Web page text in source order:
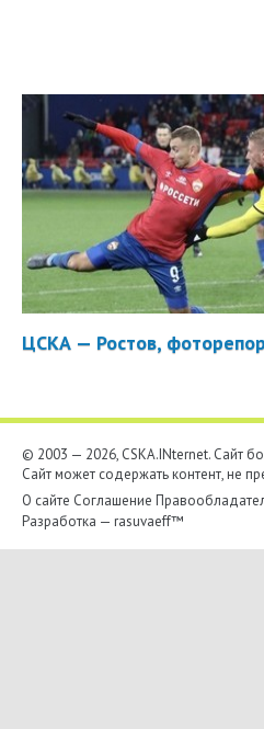
ЦСКА — Ростов,
© 2003 — 2026, CSKA.INternet. Cайт
Сайт может содержать контент, не
О сайте Соглашение
Разработка — rasuvaeff™